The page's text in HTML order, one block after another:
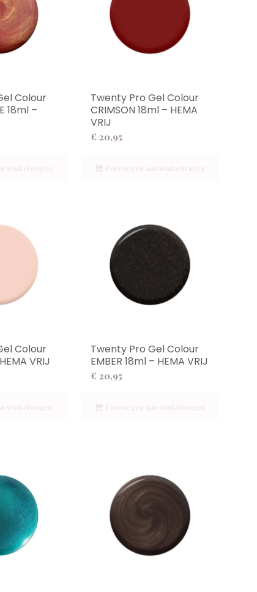
Colour
18ml –
Twenty Pro Gel Colour
CRIMSON 18ml – HEMA
VRIJ
€ 20,95
Colour
VRIJ
Twenty Pro Gel Colour
EMBER 18ml – HEMA VRIJ
€ 20,95